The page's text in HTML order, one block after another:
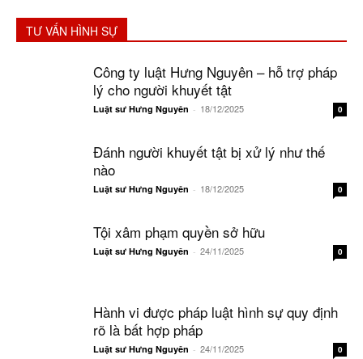
TƯ VẤN HÌNH SỰ
Công ty luật Hưng Nguyên – hỗ trợ pháp
lý cho người khuyết tật
Luật sư Hưng Nguyên - 18/12/2025 0
Đánh người khuyết tật bị xử lý như thế
nào
Luật sư Hưng Nguyên - 18/12/2025 0
Tội xâm phạm quyền sở hữu
Luật sư Hưng Nguyên - 24/11/2025 0
Hành vi được pháp luật hình sự quy định
rõ là bất hợp pháp
Luật sư Hưng Nguyên - 24/11/2025 0